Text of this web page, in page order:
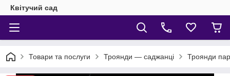
Квітучий сад
Товари та послуги Троянди — саджанці Троянди